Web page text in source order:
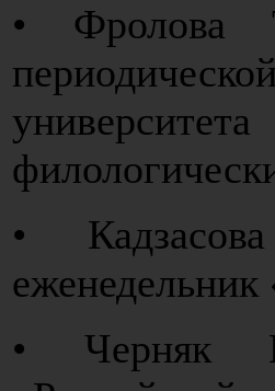
• Фролова
•
• Черняк